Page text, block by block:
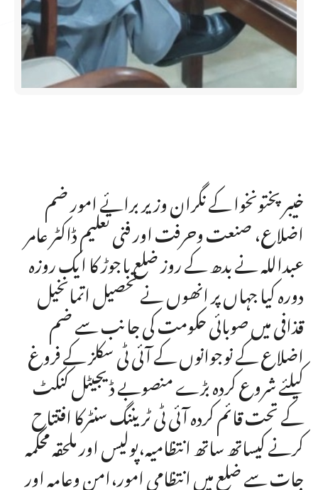
خیبر پختونخوا کے نگران وزیر برائے امور ضم
اضلاع، صنعت وحرفت اور فنی تعلیم ڈاکٹر عامر
عبداللہ نے بدھ کے روز ضلع باجوڑ کا ایک روزہ
دورہ کیا جہاں پر انھوں نے تحصیل اتمانخیل
قذافی میں صوبائی حکومت کی جانب سے ضم
اضلاع کے نوجوانوں کے آئی ٹی سکلز کے فروغ
کیلئے شروع کردہ بڑے منصوبے ڈیجیٹل کنکٹ
کے تحت قائم کردہ آئی ٹی ٹریننگ سنٹرکا افتتاح
کرنے کیساتھ ساتھ انتظامیہ،پولیس اور ملحقہ محکمہ
جات سے ضلع میں انتظامی امور،امن وعامہ اور